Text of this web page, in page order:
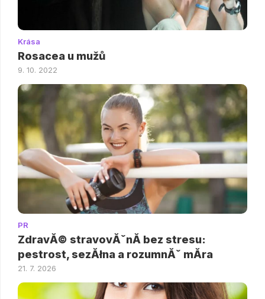
Krása
Rosacea u mužů
9. 10. 2022
PR
ZdravĂ© stravovĂˇnĂ­ bez stresu:
pestrost, sezĂłna a rozumnĂˇ mĂ­ra
21. 7. 2026